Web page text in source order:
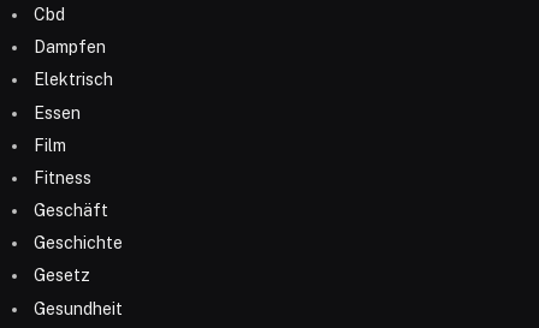
Cbd
Dampfen
Elektrisch
Essen
Film
Fitness
Geschäft
Geschichte
Gesetz
Gesundheit